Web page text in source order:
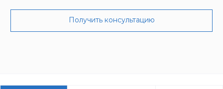
Получить консультацию